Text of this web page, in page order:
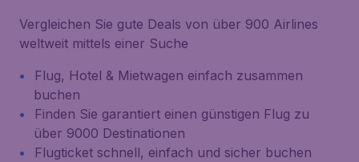
Vergleichen Sie gute Deals von über 900 Airlines
weltweit mittels einer Suche
Flug, Hotel & Mietwagen einfach zusammen
buchen
Finden Sie garantiert einen günstigen Flug zu
über 9000 Destinationen
Flugticket schnell, einfach und sicher buchen